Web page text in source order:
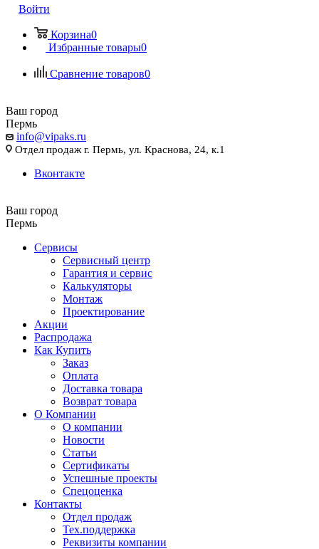
Войти
Корзина0
Избранные товары0
Сравнение товаров0
Ваш город
Пермь
info@vipaks.ru
Отдел продаж г. Пермь, ул. Краснова, 24, к.1
Вконтакте
Ваш город
Пермь
Сервисы
Сервисный центр
Гарантия и сервис
Калькуляторы
Монтаж
Проектирование
Акции
Распродажа
Как Купить
Заказ
Оплата
Доставка товара
Возврат товара
О Компании
О компании
Новости
Статьи
Сертификаты
Успешные проекты
Спецоценка
Контакты
Отдел продаж
Тех.поддержка
Реквизиты компании